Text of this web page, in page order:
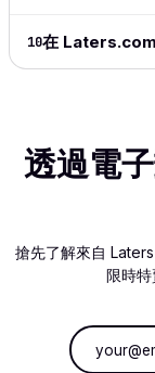
10在 Laters.com
透過電
搶先了解來自
限時特
電子郵件地